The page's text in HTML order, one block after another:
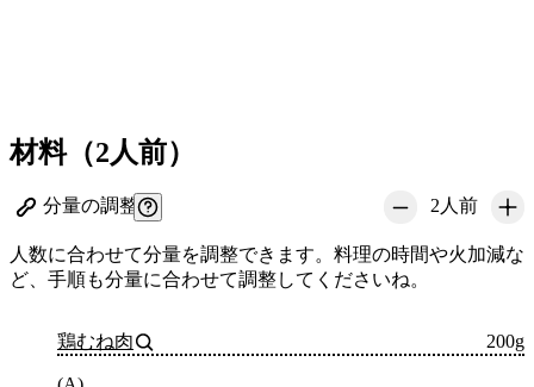
材料（2人前）
分量の調整 2 人前
人数に合わせて分量を調整できます。料理の時間や火加減な
ど、手順も分量に合わせて調整してくださいね。
鶏むね肉 200g